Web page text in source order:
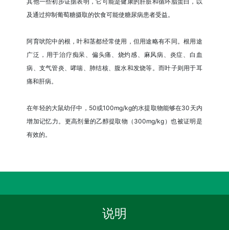
及通过抑制葡萄糖摄取的饮食可能使糖尿病患者受益。
阿育吠陀中的根，叶和茎都经常使用，但用途略有不同。根用途
广泛，用于治疗痴呆、偏头痛、烧灼感、麻风病、炎症、白血
病、支气管炎、哮喘、肺结核、腹水和发烧等。而叶子则用于耳
痛和肝病。
在年轻的大鼠幼仔中，50或100mg/kg的水提取物能够在30天内
增加记忆力。更高剂量的乙醇提取物（300mg/kg）也被证明是
有效的。
说明